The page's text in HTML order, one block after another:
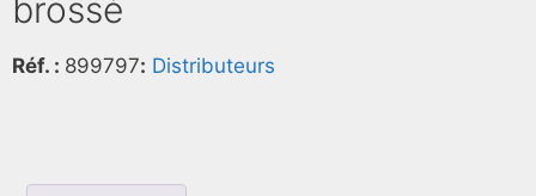
brossé
Réf. : 899797: Distributeurs